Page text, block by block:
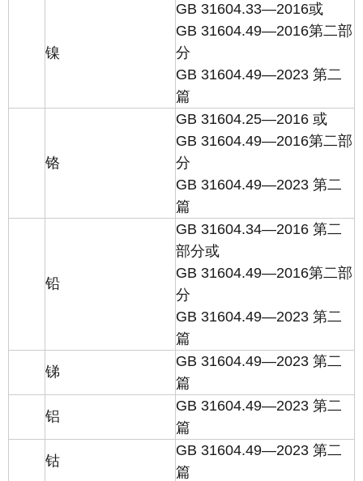
镍
GB 31604.33—2016或
GB 31604.49—2016第二部
分
GB 31604.49—2023 第二
篇
铬
GB 31604.25—2016 或
GB 31604.49—2016第二部
分
GB 31604.49—2023 第二
篇
铅
GB 31604.34—2016 第二
部分或
GB 31604.49—2016第二部
分
GB 31604.49—2023 第二
篇
锑
GB 31604.49—2023 第二
篇
铝
GB 31604.49—2023 第二
篇
钴
GB 31604.49—2023 第二
篇